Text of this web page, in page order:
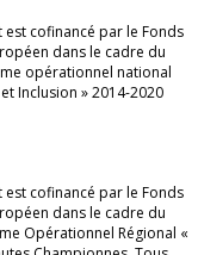
est cofinancé par le Fonds
dans le cadre du
opérationnel national
Inclusion » 2014-2020
est cofinancé par le Fonds
dans le cadre du
Opérationnel Régional «